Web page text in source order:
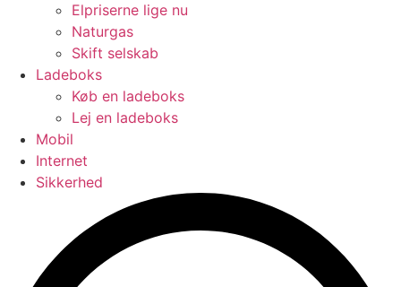
Elpriserne lige nu
Naturgas
Skift selskab
Ladeboks
Køb en ladeboks
Lej en ladeboks
Mobil
Internet
Sikkerhed